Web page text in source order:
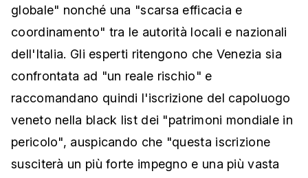
globale" nonché una "scarsa efficacia e
coordinamento" tra le autorità locali e nazionali
dell'Italia. Gli esperti ritengono che Venezia sia
confrontata ad "un reale rischio" e
raccomandano quindi l'iscrizione del capoluogo
veneto nella black list dei "patrimoni mondiale in
pericolo", auspicando che "questa iscrizione
susciterà un più forte impegno e una più vasta